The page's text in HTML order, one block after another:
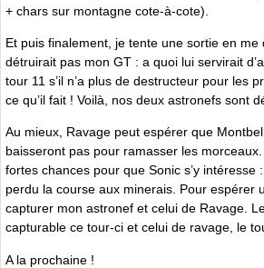
+ chars sur montagne cote-à-cote).
Et puis finalement, je tente une sortie en
détruirait pas mon GT : a quoi lui servirait
tour 11 s’il n’a plus de destructeur pour les
ce qu’il fait ! Voilà, nos deux astronefs sont
Au mieux, Ravage peut espérer que
baisseront pas pour ramasser les
fortes chances pour que Sonic s’y intéresse
perdu la course aux minerais. Pour espérer
capturer mon astronef et celui de Ravage.
capturable ce tour-ci et celui de ravage, le
A la prochaine !